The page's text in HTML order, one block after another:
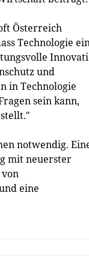
Österreich
Technologie
und
in Technologie
sein kann,
notwendig.
mit neuerster
eine